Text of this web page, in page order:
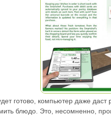
готово, компьютер даже
блюдо. Это, несомненно,